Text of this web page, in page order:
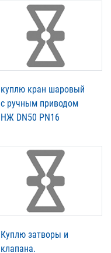
куплю кран шаровый
с ручным приводом
НЖ DN50 PN16
Куплю затворы и
клапана.